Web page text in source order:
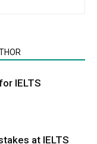
IELTS
at IELTS